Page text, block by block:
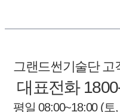
그랜드썬기술단 고
대표전화
평일 08:00~18:00 (